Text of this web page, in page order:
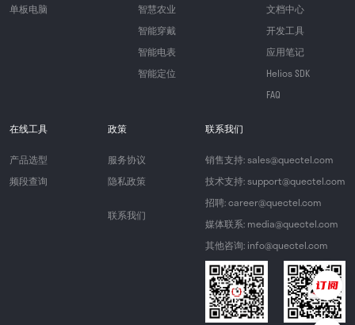
单板电脑
智慧农业
智能穿戴
智能电表
智能定位
文档中心
开发工具
应用笔记
Helios SDK
FAQ
在线工具
产品选型
频段查询
政策
服务协议
隐私政策
联系我们
联系我们
销售支持: sales@quectel.com
技术支持: support@quectel.com
招聘: career@quectel.com
媒体联系: media@quectel.com
其他咨询: info@quectel.com